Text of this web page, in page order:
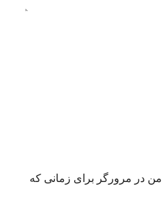
من در مرورگر برای زمانی که